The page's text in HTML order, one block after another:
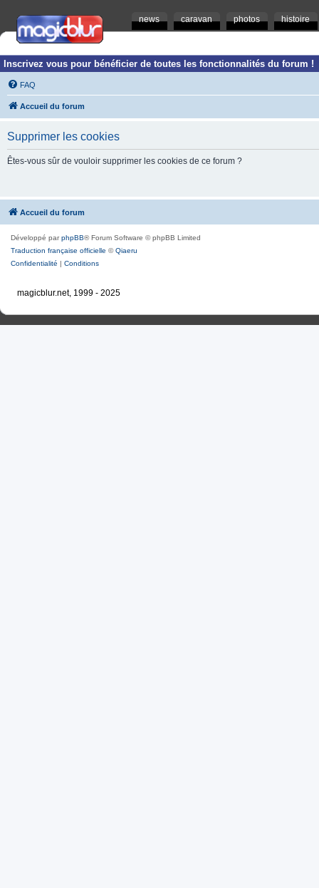
news caravan photos histoire
Inscrivez vous pour bénéficier de toutes les fonctionnalités du forum !
FAQ
Accueil du forum
Supprimer les cookies
Êtes-vous sûr de vouloir supprimer les cookies de ce forum ?
Accueil du forum
Développé parphpBB® Forum Software © phpBB Limited
Traduction française officielle ©Qiaeru
Confidentialité | Conditions
magicblur.net, 1999 - 2025